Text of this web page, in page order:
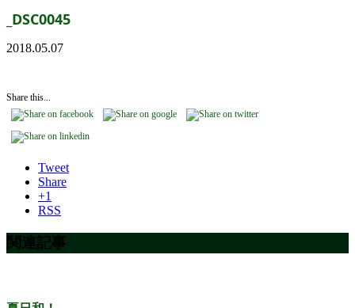
_DSC0045
2018.05.07
Share this...
Tweet
Share
+1
RSS
関連記事